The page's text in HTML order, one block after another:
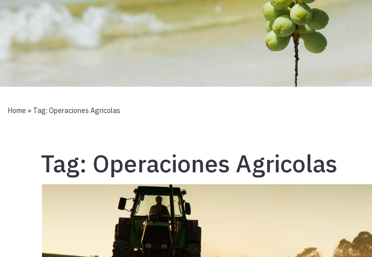
Home » Tag: Operaciones Agricolas
Tag: Operaciones Agricolas